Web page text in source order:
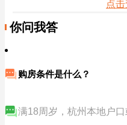
点
你问我答
购房条件是什么？
满18周岁，杭州本地户